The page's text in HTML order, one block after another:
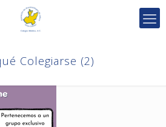
Colegiarse (2)